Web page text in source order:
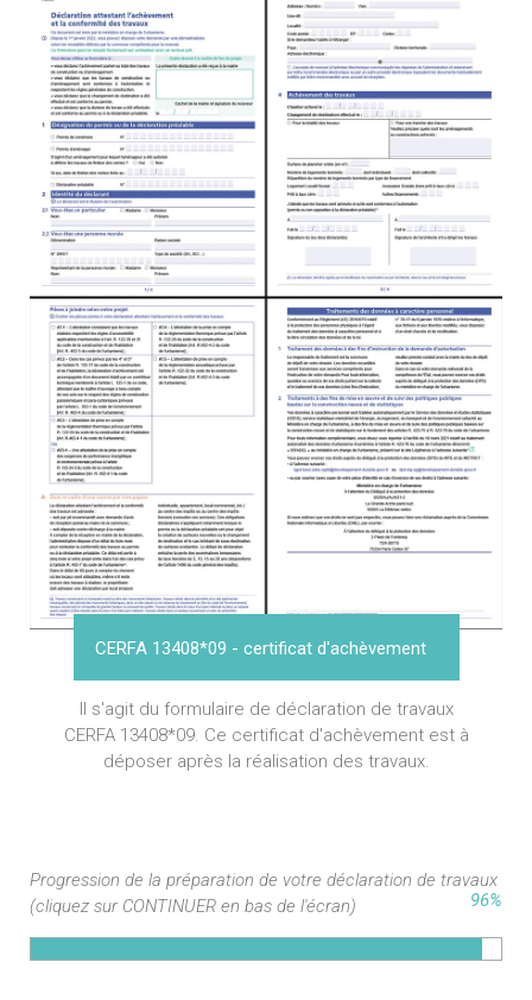
CERFA 13408*09 - certificat d'achèvement
Il s'agit du formulaire de déclaration de travaux
CERFA 13408*09. Ce certificat d'achèvement est à
déposer après la réalisation des travaux.
Progression de la préparation de votre déclaration de travaux
(cliquez sur CONTINUER en bas de l'écran)
96%